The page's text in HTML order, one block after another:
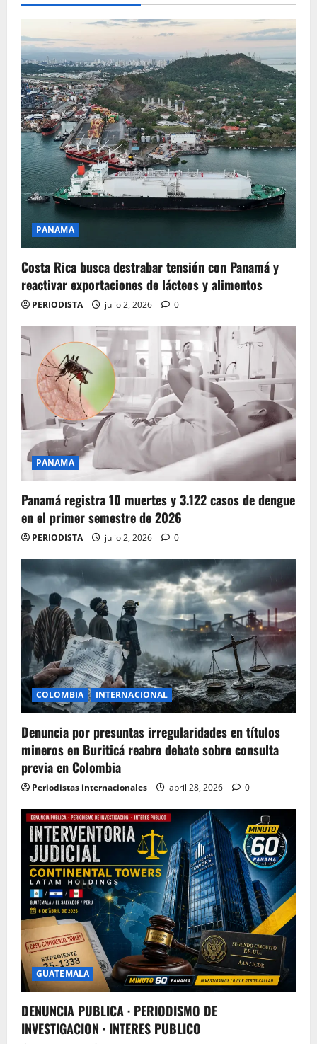
PANAMA
Costa Rica busca destrabar tensión con Panamá y
reactivar exportaciones de lácteos y alimentos
PERIODISTA julio 2, 2026 0
PANAMA
Panamá registra 10 muertes y 3.122 casos de dengue
en el primer semestre de 2026
PERIODISTA julio 2, 2026 0
COLOMBIA INTERNACIONAL
Denuncia por presuntas irregularidades en títulos
mineros en Buriticá reabre debate sobre consulta
previa en Colombia
Periodistas internacionales abril 28, 2026 0
GUATEMALA
DENUNCIA PUBLICA · PERIODISMO DE
INVESTIGACION · INTERES PUBLICO